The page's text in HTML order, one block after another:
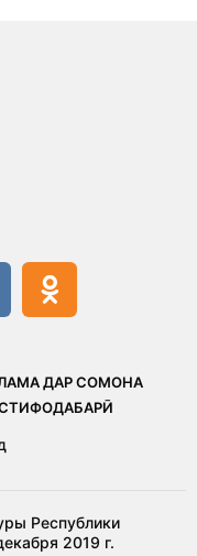
ДАР СОМОНА
Республики
2019 г.